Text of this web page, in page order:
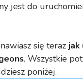
jest do
się teraz jak
. Wszystkie
poniżej.